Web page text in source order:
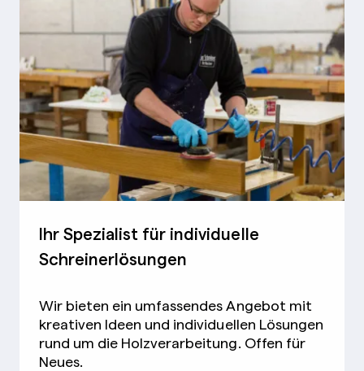
Ihr Spezialist für individuelle
Schreinerlösungen
Wir bieten ein umfassendes Angebot mit
kreativen Ideen und individuellen Lösungen
rund um die Holzverarbeitung. Offen für
Neues.